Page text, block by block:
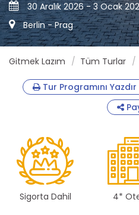
30 Aralık 2026 - 3 Ocak
Berlin - Prag
Gitmek Lazım Tüm Turlar
Tur Programını Yazdır
Sigorta Dahil 4*